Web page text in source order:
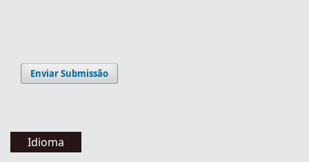
Enviar Submissão
Idioma